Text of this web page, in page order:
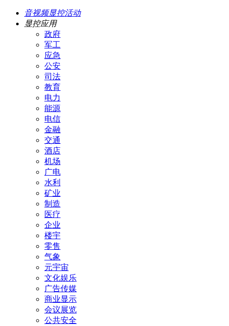
音视频显控活动
显控应用
政府
军工
应急
公安
司法
教育
电力
能源
电信
金融
交通
酒店
机场
广电
水利
矿业
制造
医疗
企业
楼宇
零售
气象
元宇宙
文化娱乐
广告传媒
商业显示
会议展览
公共安全